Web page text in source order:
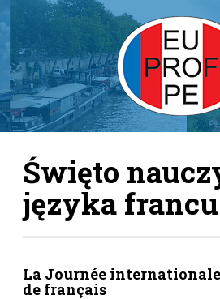
Święto
języka
La Journée
de français